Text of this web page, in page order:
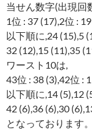
当せん数字(出現回
1位 : 37 (17),2位 :
以下順に,24 (15),5
32 (12),15 (11),35
ワースト10は,
43位 : 38 (3),42位 :
以下順に,14 (5),12
42 (6),36 (6),30
となっております。